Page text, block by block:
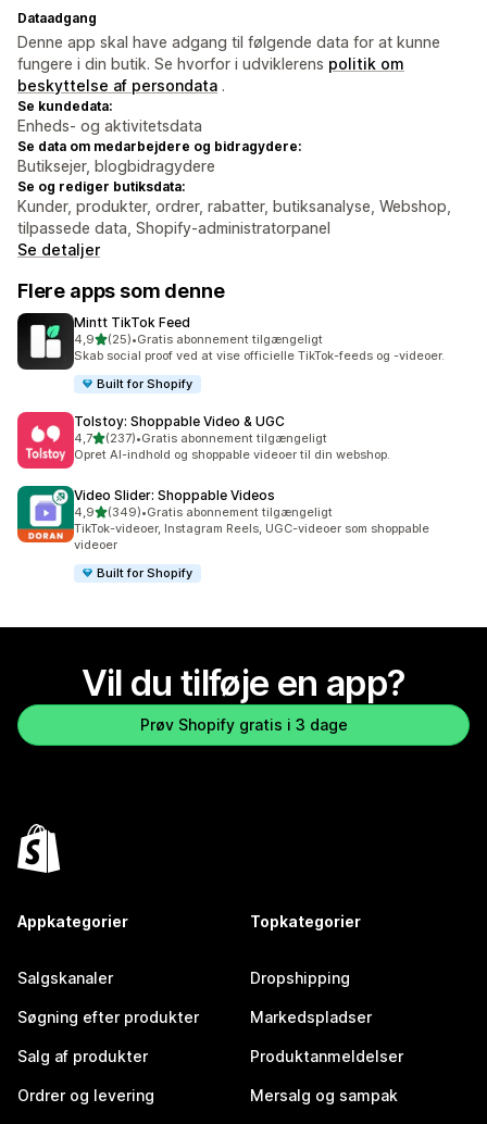
Dataadgang
Denne app skal have adgang til følgende data for at kunne
fungere i din butik. Se hvorfor i udviklerens politik om
beskyttelse af persondata .
Se kundedata:
Enheds- og aktivitetsdata
Se data om medarbejdere og bidragydere:
Butiksejer, blogbidragydere
Se og rediger butiksdata:
Kunder, produkter, ordrer, rabatter, butiksanalyse, Webshop,
tilpassede data, Shopify-administratorpanel
Se detaljer
Flere apps som denne
Mintt TikTok Feed
4,9ud af 5 stjerner
(25)
25 anmeldelser i alt
•Gratis abonnement tilgængeligt
Skab social proof ved at vise officielle TikTok-feeds og -videoer.
Built for Shopify
Tolstoy: Shoppable Video & UGC
4,7ud af 5 stjerner
(237)
237 anmeldelser i alt
•Gratis abonnement tilgængeligt
Opret AI-indhold og shoppable videoer til din webshop.
Video Slider: Shoppable Videos
4,9ud af 5 stjerner
(349)
349 anmeldelser i alt
•Gratis abonnement tilgængeligt
TikTok-videoer, Instagram Reels, UGC-videoer som shoppable
videoer
Built for Shopify
Vil du tilføje en app?
Prøv Shopify gratis i 3 dage
Appkategorier
Salgskanaler
Søgning efter produkter
Salg af produkter
Ordrer og levering
Topkategorier
Dropshipping
Markedspladser
Produktanmeldelser
Mersalg og sampak